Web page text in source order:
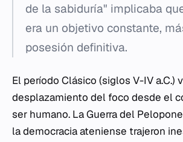
de la sabiduría" implicaba
era un objetivo constante,
posesión definitiva.
El período Clásico (siglos V-IV a.C.)
desplazamiento del foco desde el
ser humano. La Guerra del
la democracia ateniense trajeron